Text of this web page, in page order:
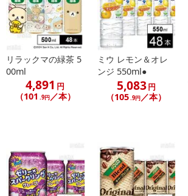
休業日
その他共通および商品カテゴリー別注意事項
リラックマの緑茶 5
00ml
4,891 円
（101 .9円／本）
ミウ レモン＆オレ
ンジ 550ml●
5,083円
（105.9円 ／本）